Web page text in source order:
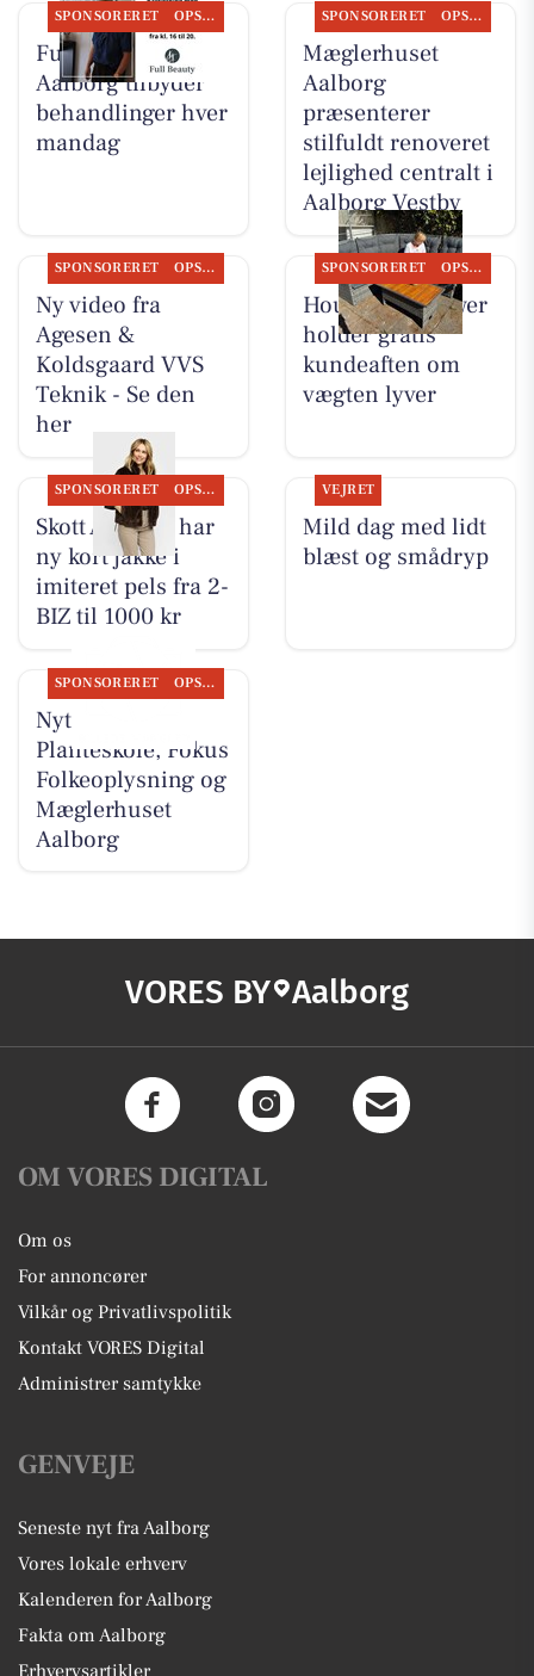
SPONSORERET OPSLAGSTAVLEN
Full Beauty
Aalborg tilbyder
behandlinger hver
mandag
SPONSORERET OPSLAGSTAVLEN
Mæglerhuset
Aalborg
præsenterer
stilfuldt renoveret
lejlighed centralt i
Aalborg Vestby
SPONSORERET OPSLAGSTAVLEN
Ny video fra
Agesen &
Koldsgaard VVS
Teknik - Se den
her
SPONSORERET OPSLAGSTAVLEN
Houen Life Power
holder gratis
kundeaften om
vægten lyver
SPONSORERET OPSLAGSTAVLEN
Skott Aalborg har
ny kort jakke i
imiteret pels fra 2-
BIZ til 1000 kr
VEJRET
Mild dag med lidt
blæst og smådryp
SPONSORERET OPSLAGSTAVLEN
Nyt fra Gug
Planteskole, Fokus
Folkeoplysning og
Mæglerhuset
Aalborg
VORES BY Aalborg
OM VORES DIGITAL
Om os
For annoncører
Vilkår og Privatlivspolitik
Kontakt VORES Digital
Administrer samtykke
GENVEJE
Seneste nyt fra Aalborg
Vores lokale erhverv
Kalenderen for Aalborg
Fakta om Aalborg